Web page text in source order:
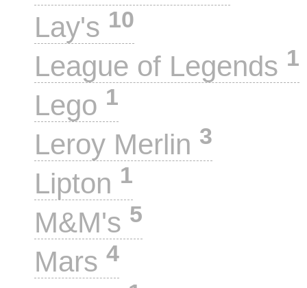
Lay's 10
League of Legends 1
Lego 1
Leroy Merlin 3
Lipton 1
M&M's 5
Mars 4